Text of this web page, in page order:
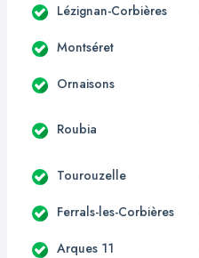
Lézignan-Corbières
Montséret
Ornaisons
Roubia
Tourouzelle
Ferrals-les-Corbières
Arques 11